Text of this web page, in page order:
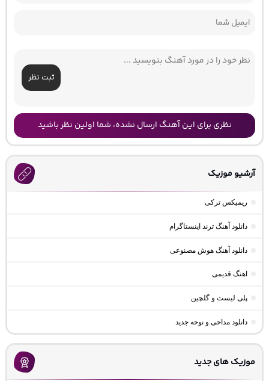
ثبت نظر
نظری برای این آهنگ ارسال نشده، شما اولین نظر باشید
آرشیو موزیک
ریمیکس ترکی
دانلود آهنگ ترند اینستاگرام
دانلود آهنگ هوش مصنوعی
اهنگ قدیمی
پلی لیست و گلچین
دانلود مداحی و نوحه جدید
موزیک های جدید